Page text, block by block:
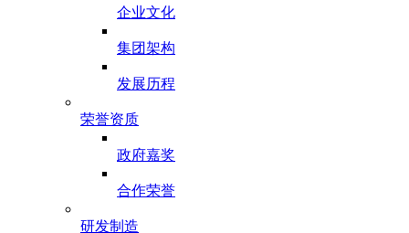
企业文化
集团架构
发展历程
荣誉资质
政府嘉奖
合作荣誉
研发制造